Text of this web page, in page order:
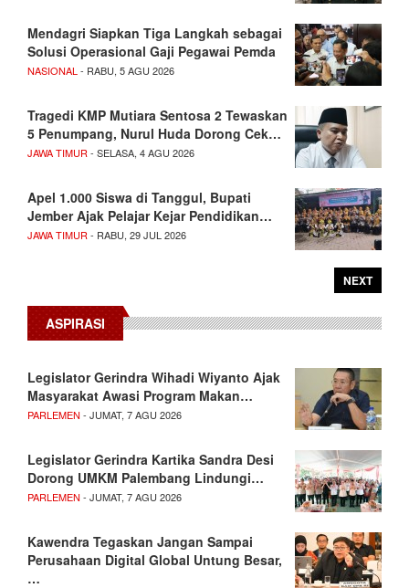
Mendagri Siapkan Tiga Langkah sebagai
Solusi Operasional Gaji Pegawai Pemda
NASIONAL - RABU, 5 AGU 2026
Tragedi KMP Mutiara Sentosa 2 Tewaskan
5 Penumpang, Nurul Huda Dorong Cek…
JAWA TIMUR - SELASA, 4 AGU 2026
Apel 1.000 Siswa di Tanggul, Bupati
Jember Ajak Pelajar Kejar Pendidikan…
JAWA TIMUR - RABU, 29 JUL 2026
NEXT
ASPIRASI
Legislator Gerindra Wihadi Wiyanto Ajak
Masyarakat Awasi Program Makan…
PARLEMEN - JUMAT, 7 AGU 2026
Legislator Gerindra Kartika Sandra Desi
Dorong UMKM Palembang Lindungi…
PARLEMEN - JUMAT, 7 AGU 2026
Kawendra Tegaskan Jangan Sampai
Perusahaan Digital Global Untung Besar,
…